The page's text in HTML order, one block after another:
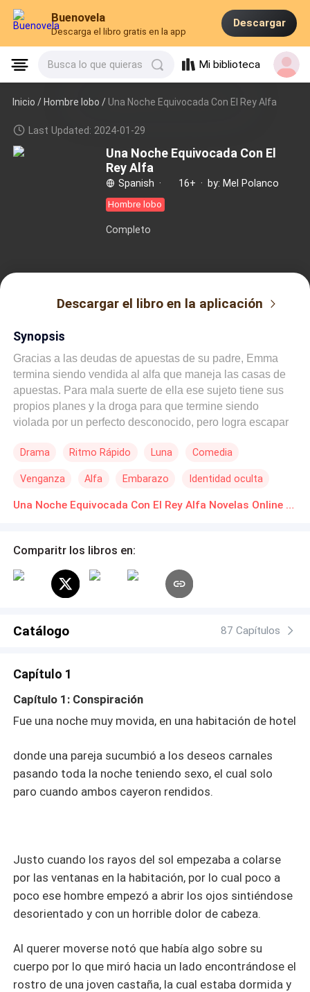
Buenovela
Descarga el libro gratis en la app
Descargar
Busca lo que quieras Mi biblioteca
Inicio /Hombre lobo / Una Noche Equivocada Con El Rey Alfa
Last Updated: 2024-01-29
Una Noche Equivocada Con El
Rey Alfa
Spanish · 16+ · by: Mel Polanco
Hombre lobo
Completo
Descargar el libro en la aplicación
Synopsis
Gracias a las deudas de apuestas de su padre, Emma
termina siendo vendida al alfa que maneja las casas de
apuestas. Para mala suerte de ella ese sujeto tiene sus
propios planes y la droga para que termine siendo
violada por un perfecto desconocido, pero logra escapar
que lo supiera ya en su vientre está creciendo el cachorro
averiguar sus intenciones y protegerla, pero ¿podrá
soportar estar junto a un ser inferior? ¿Por qué esa
poco se va formulando Cedrid al ir conviviendo con ella y
ambicioso primo, el cual aún deseo arrebatarle el trono.
Drama Ritmo Rápido Luna Comedia
Venganza Alfa Embarazo Identidad oculta
Una Noche Equivocada Con El Rey Alfa Novelas Online Descarga gratuita de PDF
Comparitr los libros en:
Catálogo 87 Capítulos
Capítulo 1
Capítulo 1: Conspiración
Fue una noche muy movida, en una habitación de hotel
donde una pareja sucumbió a los deseos carnales
pasando toda la noche teniendo sexo, el cual solo
paro cuando ambos cayeron rendidos.
Justo cuando los rayos del sol empezaba a colarse
por las ventanas en la habitación, por lo cual poco a
poco ese hombre empezó a abrir los ojos sintiéndose
desorientado y con un horrible dolor de cabeza.
Al querer moverse notó que había algo sobre su
cuerpo por lo que miró hacia un lado encontrándose el
rostro de una joven castaña, la cual estaba dormida y